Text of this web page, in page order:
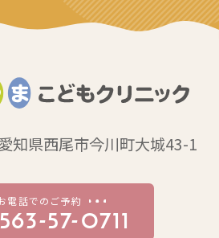
県西尾市今川町大城43-1
電話でのご予約
57-0711